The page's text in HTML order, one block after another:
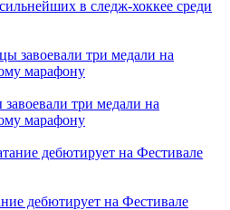
в следж-хоккее среди
три медали на
марафону
дебютирует на Фестивале